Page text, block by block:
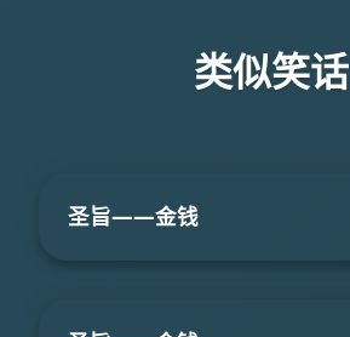
类似笑话
圣旨――金钱